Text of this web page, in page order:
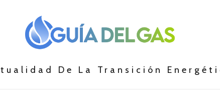
De La Transición